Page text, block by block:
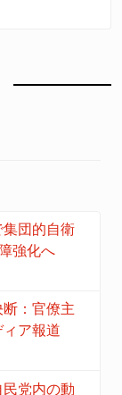
団的自衛
強化へ
：官僚主
ア報道
党内の動